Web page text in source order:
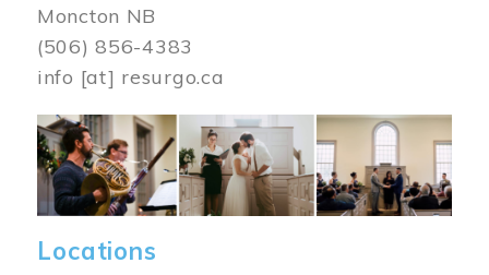
Moncton NB
(506) 856-4383
info [at] resurgo.ca
Image
Locations